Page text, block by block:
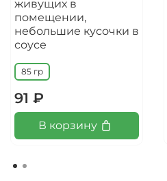
живущих в
помещении,
небольшие кусочки в
соусе
85 гр
91 ₽
В корзину